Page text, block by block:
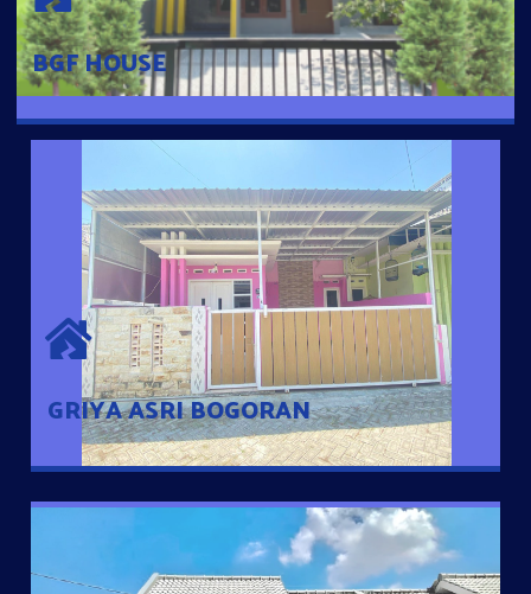
BGF HOUSE
GRIYA ASRI BOGORAN
GRIYA ASRI BOGORAN
Desain Modern Minimalis dengan Konsep Rumah Pintar
Sehingga Memudahkan Penghuni mengakses rumahnya
dengan Ponsel